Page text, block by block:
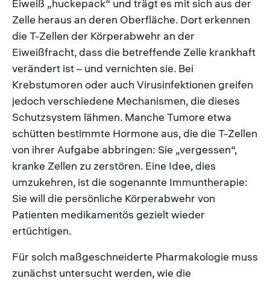
Eiweiß „huckepack“ und trägt es mit sich aus der
Zelle heraus an deren Oberfläche. Dort erkennen
die T-Zellen der Körperabwehr an der
Eiweißfracht, dass die betreffende Zelle krankhaft
verändert ist – und vernichten sie. Bei
Krebstumoren oder auch Virusinfektionen greifen
jedoch verschiedene Mechanismen, die dieses
Schutzsystem lähmen. Manche Tumore etwa
schütten bestimmte Hormone aus, die die T-Zellen
von ihrer Aufgabe abbringen: Sie „vergessen“,
kranke Zellen zu zerstören. Eine Idee, dies
umzukehren, ist die sogenannte Immuntherapie:
Sie will die persönliche Körperabwehr von
Patienten medikamentös gezielt wieder
ertüchtigen.
Für solch maßgeschneiderte Pharmakologie muss
zunächst untersucht werden, wie die